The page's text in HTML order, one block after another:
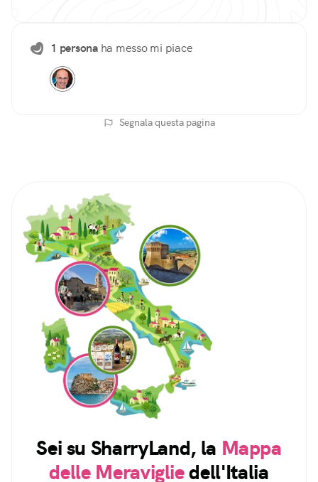
1 personaha messo mi piace
Segnala questa pagina
Sei su SharryLand, la Mappa
delle Meravigliedell'Italia